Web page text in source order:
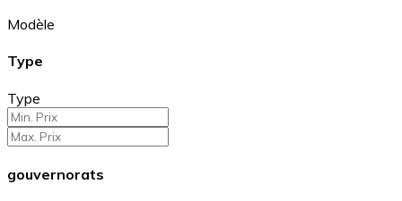
Modèle
Type
Type
gouvernorats